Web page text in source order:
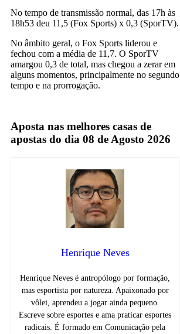
No tempo de transmissão normal, das 17h às
18h53 deu 11,5 (Fox Sports) x 0,3 (SporTV).
No âmbito geral, o Fox Sports liderou e
fechou com a média de 11,7. O SporTV
amargou 0,3 de total, mas chegou a zerar em
alguns momentos, principalmente no segundo
tempo e na prorrogação.
Aposta nas melhores casas de
apostas do dia 08 de Agosto 2026
Henrique Neves
Henrique Neves é antropólogo por formação,
mas esportista por natureza. Apaixonado por
vôlei, aprendeu a jogar ainda pequeno.
Escreve sobre esportes e ama praticar esportes
radicais. É formado em Comunicação pela